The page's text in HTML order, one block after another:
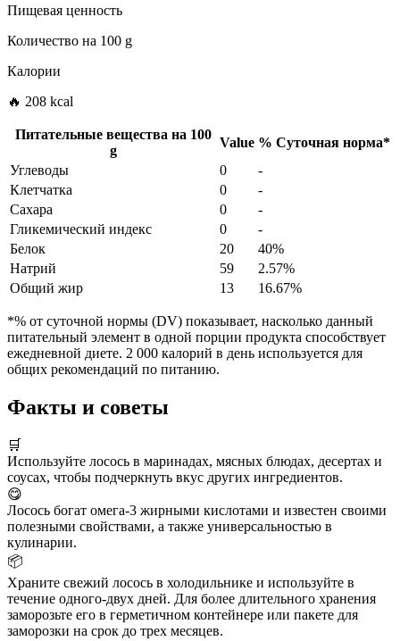
Пищевая ценность
Количество на 100 g
Калории
🔥 208 kcal
Питательные вещества на 100
g
Value % Суточная норма*
Углеводы
0
-
Клетчатка
0
-
Сахара
0
-
Гликемический индекс
0
-
Белок
20
40%
Натрий
59
2.57%
Общий жир
13 16.67%
*% от суточной нормы (DV) показывает, насколько данный
питательный элемент в одной порции продукта способствует
ежедневной диете. 2 000 калорий в день используется для
общих рекомендаций по питанию.
Факты и советы
🛒
Используйте лосось в маринадах, мясных блюдах, десертах и
соусах, чтобы подчеркнуть вкус других ингредиентов.
😋
Лосось богат омега-3 жирными кислотами и известен своими
полезными свойствами, а также универсальностью в
кулинарии.
📦
Храните свежий лосось в холодильнике и используйте в
течение одного-двух дней. Для более длительного хранения
заморозьте его в герметичном контейнере или пакете для
заморозки на срок до трех месяцев.